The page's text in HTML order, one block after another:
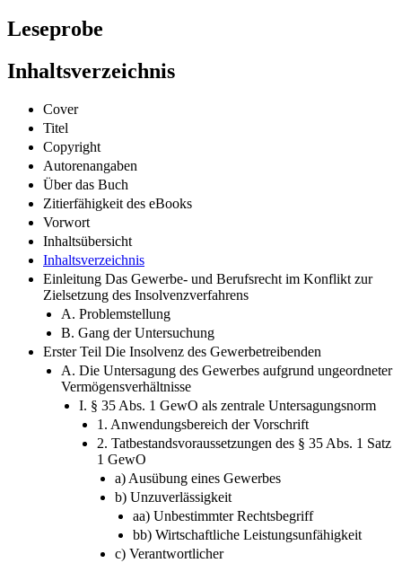
Leseprobe
Inhaltsverzeichnis
Cover
Titel
Copyright
Autorenangaben
Über das Buch
Zitierfähigkeit des eBooks
Vorwort
Inhaltsübersicht
Inhaltsverzeichnis
Einleitung Das Gewerbe- und Berufsrecht im Konflikt zur
Zielsetzung des Insolvenzverfahrens
A. Problemstellung
B. Gang der Untersuchung
Erster Teil Die Insolvenz des Gewerbetreibenden
A. Die Untersagung des Gewerbes aufgrund ungeordneter
Vermögensverhältnisse
I. § 35 Abs. 1 GewO als zentrale Untersagungsnorm
1. Anwendungsbereich der Vorschrift
2. Tatbestandsvoraussetzungen des § 35 Abs. 1 Satz
1 GewO
a) Ausübung eines Gewerbes
b) Unzuverlässigkeit
aa) Unbestimmter Rechtsbegriff
bb) Wirtschaftliche Leistungsunfähigkeit
c) Verantwortlicher